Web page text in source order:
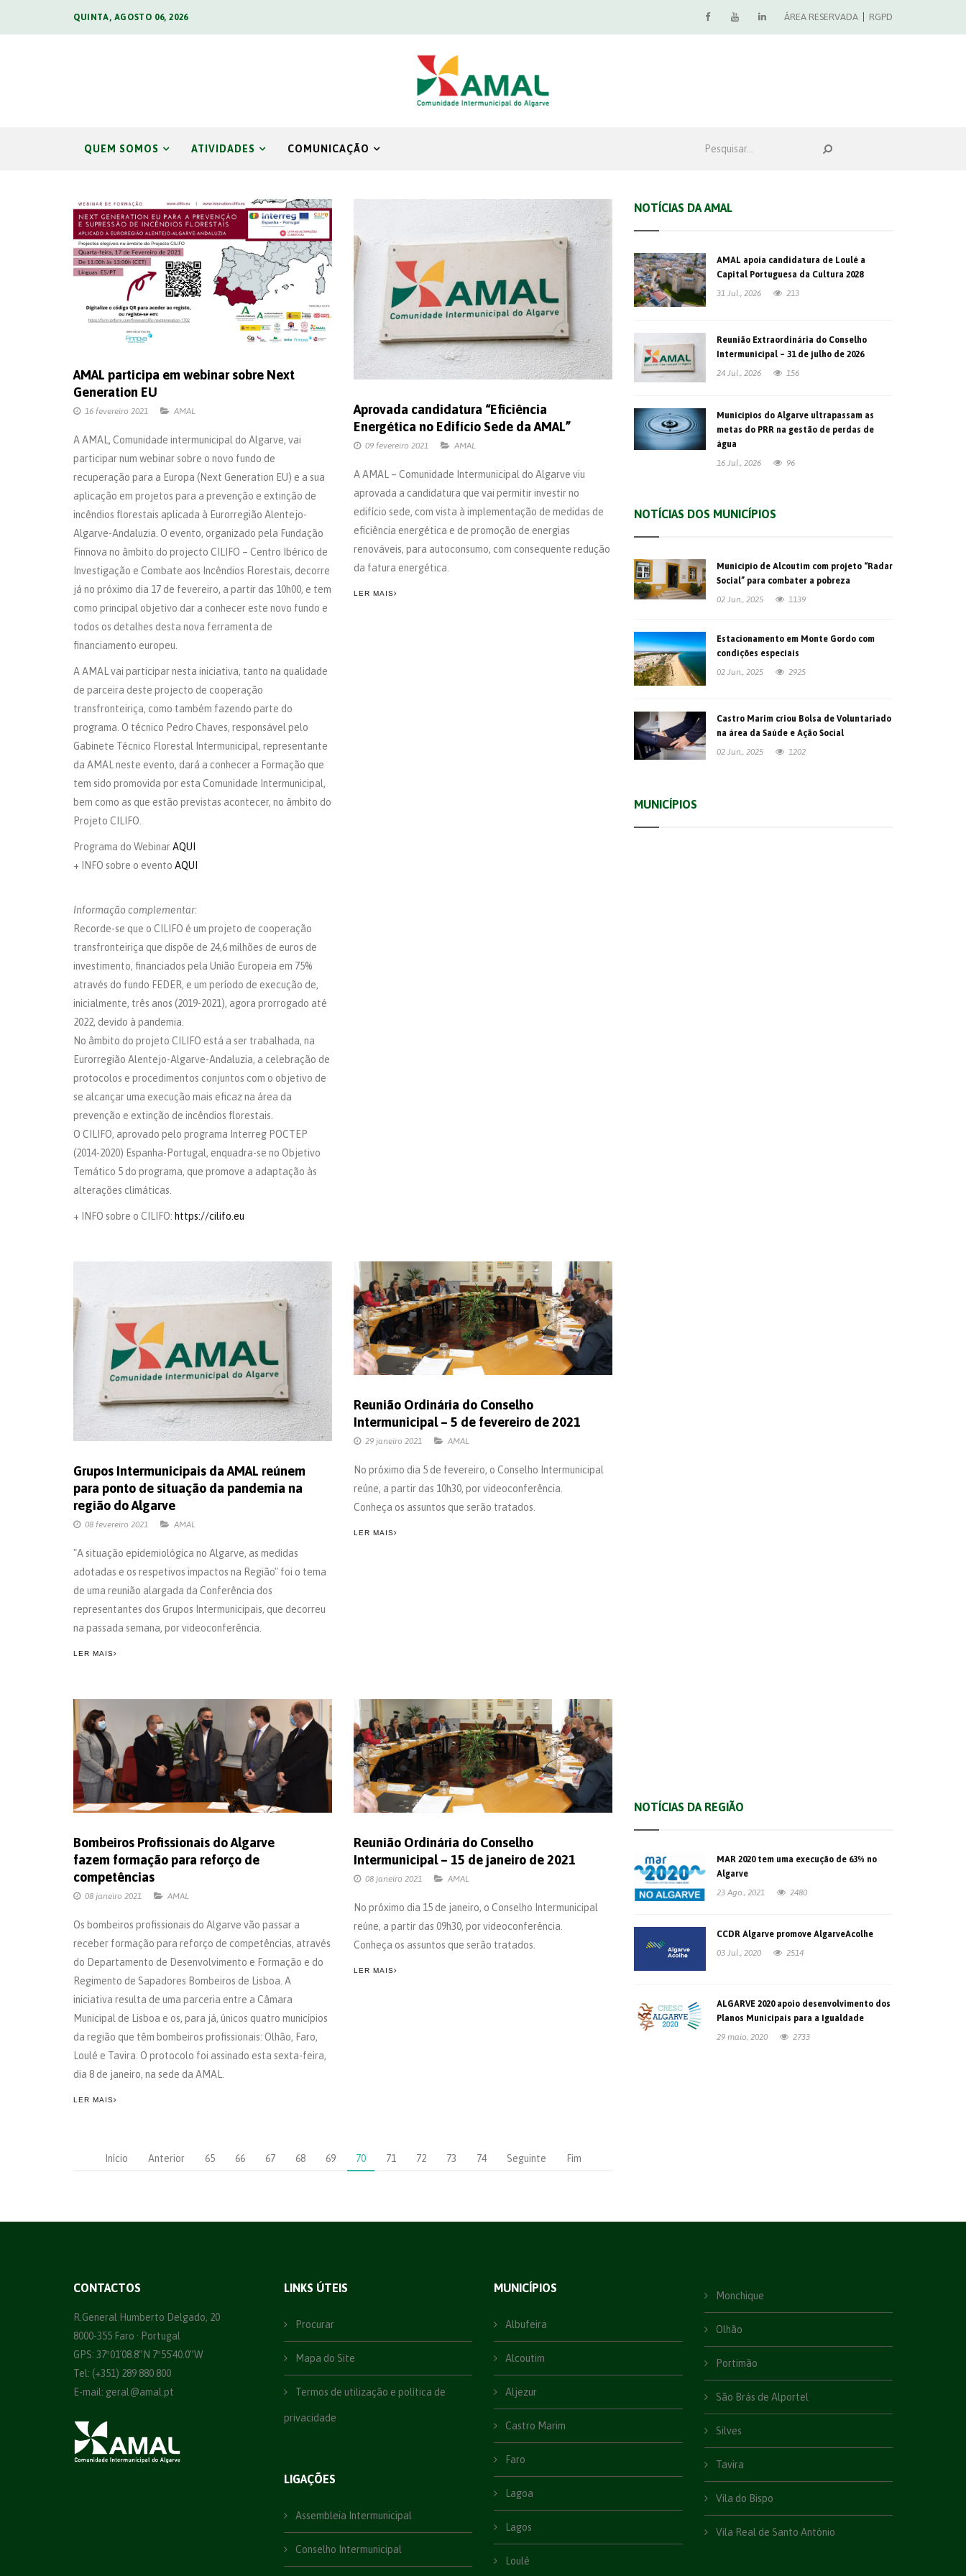
QUINTA, AGOSTO 06, 2026 ÁREA RESERVADA RGPD
QUEM SOMOS ATIVIDADES COMUNICAÇÃO
AMAL participa em webinar sobre Next
Generation EU
16 fevereiro 2021 AMAL
A AMAL, Comunidade intermunicipal do Algarve, vai
participar num webinar sobre o novo fundo de
recuperação para a Europa (Next Generation EU) e a sua
aplicação em projetos para a prevenção e extinção de
incêndios florestais aplicada à Eurorregião Alentejo-
Algarve-Andaluzia. O evento, organizado pela Fundação
Finnova no âmbito do projecto CILIFO – Centro Ibérico de
Investigação e Combate aos Incêndios Florestais, decorre
já no próximo dia 17 de fevereiro, a partir das 10h00, e tem
como principal objetivo dar a conhecer este novo fundo e
todos os detalhes desta nova ferramenta de
financiamento europeu.
A AMAL vai participar nesta iniciativa, tanto na qualidade
de parceira deste projecto de cooperação
transfronteiriça, como também fazendo parte do
programa. O técnico Pedro Chaves, responsável pelo
Gabinete Técnico Florestal Intermunicipal, representante
da AMAL neste evento, dará a conhecer a Formação que
tem sido promovida por esta Comunidade Intermunicipal,
bem como as que estão previstas acontecer, no âmbito do
Projeto CILIFO.
Programa do WebinarAQUI
+ INFO sobre o evento AQUI
Informação complementar:
Recorde-se que o CILIFO é um projeto de cooperação
transfronteiriça que dispõe de 24,6 milhões de euros de
investimento, financiados pela União Europeia em 75%
através do fundo FEDER, e um período de execução de,
inicialmente, três anos (2019-2021), agora prorrogado até
2022, devido à pandemia.
No âmbito do projeto CILIFO está a ser trabalhada, na
Eurorregião Alentejo-Algarve-Andaluzia, a celebração de
protocolos e procedimentos conjuntos com o objetivo de
se alcançar uma execução mais eficaz na área da
prevenção e extinção de incêndios florestais.
O CILIFO, aprovado pelo programa Interreg POCTEP
(2014-2020) Espanha-Portugal, enquadra-se no Objetivo
Temático 5 do programa, que promove a adaptação às
alterações climáticas.
+ INFO sobre o CILIFO: https://cilifo.eu
Aprovada candidatura “Eficiência
Energética no Edifício Sede da AMAL”
09 fevereiro 2021 AMAL
A AMAL – Comunidade Intermunicipal do Algarve viu
aprovada a candidatura que vai permitir investir no
edifício sede, com vista à implementação de medidas de
eficiência energética e de promoção de energias
renováveis, para autoconsumo, com consequente redução
da fatura energética.
LER MAIS
Grupos Intermunicipais da AMAL reúnem
para ponto de situação da pandemia na
região do Algarve
08 fevereiro 2021 AMAL
"A situação epidemiológica no Algarve, as medidas
adotadas e os respetivos impactos na Região" foi o tema
de uma reunião alargada da Conferência dos
representantes dos Grupos Intermunicipais, que decorreu
na passada semana, por videoconferência.
LER MAIS
Reunião Ordinária do Conselho
Intermunicipal – 5 de fevereiro de 2021
29 janeiro 2021 AMAL
No próximo dia 5 de fevereiro, o Conselho Intermunicipal
reúne, a partir das 10h30, por videoconferência.
Conheça os assuntos que serão tratados.
LER MAIS
Bombeiros Profissionais do Algarve
fazem formação para reforço de
competências
08 janeiro 2021 AMAL
Os bombeiros profissionais do Algarve vão passar a
receber formação para reforço de competências, através
do Departamento de Desenvolvimento e Formação e do
Regimento de Sapadores Bombeiros de Lisboa. A
iniciativa resulta de uma parceria entre a Câmara
Municipal de Lisboa e os, para já, únicos quatro municípios
da região que têm bombeiros profissionais: Olhão, Faro,
Loulé e Tavira. O protocolo foi assinado esta sexta-feira,
dia 8 de janeiro, na sede da AMAL.
LER MAIS
Reunião Ordinária do Conselho
Intermunicipal – 15 de janeiro de 2021
08 janeiro 2021 AMAL
No próximo dia 15 de janeiro, o Conselho Intermunicipal
reúne, a partir das 09h30, por videoconferência.
Conheça os assuntos que serão tratados.
LER MAIS
Início Anterior 65 66 67 68 69 70 71 72 73 74 Seguinte Fim
NOTÍCIAS DA AMAL
AMAL apoia candidatura de Loulé a
Capital Portuguesa da Cultura 2028
31 Jul., 2026
213
Reunião Extraordinária do Conselho
Intermunicipal – 31 de julho de 2026
24 Jul., 2026
156
Municípios do Algarve ultrapassam as
metas do PRR na gestão de perdas de
água
16 Jul., 2026
96
NOTÍCIAS DOS MUNICÍPIOS
Município de Alcoutim com projeto “Radar
Social” para combater a pobreza
02 Jun., 2025
1139
Estacionamento em Monte Gordo com
condições especiais
02 Jun., 2025
2925
Castro Marim criou Bolsa de Voluntariado
na área da Saúde e Ação Social
02 Jun., 2025
1202
MUNICÍPIOS
NOTÍCIAS DA REGIÃO
MAR 2020 tem uma execução de 63% no
Algarve
23 Ago., 2021
2480
CCDR Algarve promove AlgarveAcolhe
03 Jul., 2020
2514
ALGARVE 2020 apoio desenvolvimento dos
Planos Municipais para a Igualdade
29 maio, 2020
2733
CONTACTOS
R.General Humberto Delgado, 20
8000-355 Faro · Portugal
GPS: 37º01´08.8”N 7º55´40.0”W
Tel: (+351) 289 880 800
E-mail: geral@amal.pt
LINKS ÚTEIS
Procurar
Mapa do Site
Termos de utilização e política de
privacidade
LIGAÇÕES
Assembleia Intermunicipal
Conselho Intermunicipal
MUNICÍPIOS
Albufeira
Alcoutim
Aljezur
Castro Marim
Faro
Lagoa
Lagos
Loulé
Monchique
Olhão
Portimão
São Brás de Alportel
Silves
Tavira
Vila do Bispo
Vila Real de Santo António